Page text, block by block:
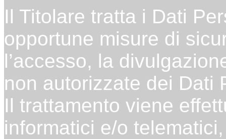
Il Titolare tratta i Dati
opportune misure di
l’accesso, la
non autorizzate dei Dati
Il trattamento viene
informatici e/o